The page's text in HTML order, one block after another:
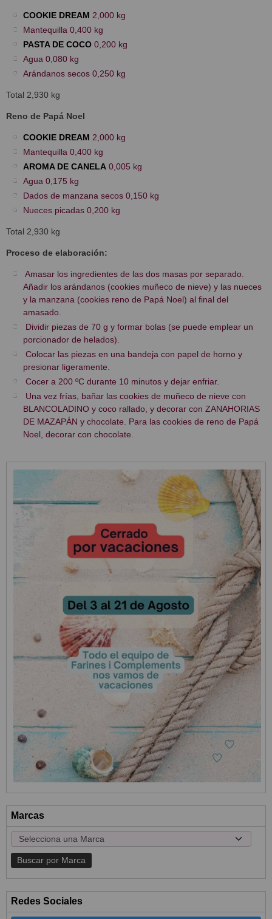
Marcas
Redes Sociales
COOKIE DREAM 2,000 kg
Mantequilla 0,400 kg
PASTA DE COCO 0,200 kg
Agua 0,080 kg
Arándanos secos 0,250 kg
Total 2,930 kg
Reno de Papá Noel
COOKIE DREAM 2,000 kg
Mantequilla 0,400 kg
AROMA DE CANELA 0,005 kg
Agua 0,175 kg
Dados de manzana secos 0,150 kg
Nueces picadas 0,200 kg
Total 2,930 kg
Proceso de elaboración:
Amasar los ingredientes de las dos masas por separado.
Añadir los arándanos (cookies muñeco de nieve) y las nueces
y la manzana (cookies reno de Papá Noel) al final del
amasado.
Dividir piezas de 70 g y formar bolas (se puede emplear un
porcionador de helados).
Colocar las piezas en una bandeja con papel de horno y
presionar ligeramente.
Cocer a 200 ºC durante 10 minutos y dejar enfriar.
Una vez frías, bañar las cookies de muñeco de nieve con
BLANCOLADINO y coco rallado, y decorar con ZANAHORIAS
DE MAZAPÁN y chocolate. Para las cookies de reno de Papá
Noel, decorar con chocolate.